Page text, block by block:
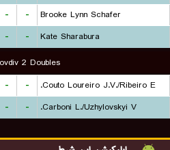
- -
Brooke Lynn Schafer
- -
Kate Sharabura
2 Doubles
- -
Couto Loureiro J.V./Ribeiro E.
- - Carboni L./Uzhylovskyi V.